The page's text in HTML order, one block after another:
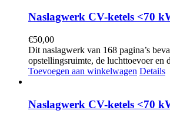
Naslagwerk CV-ketels <70
€50,00
Dit naslagwerk van 168 pagina’s
opstellingsruimte, de luchttoevoer en
Toevoegen aan winkelwagen Details
Naslagwerk CV-ketels <70